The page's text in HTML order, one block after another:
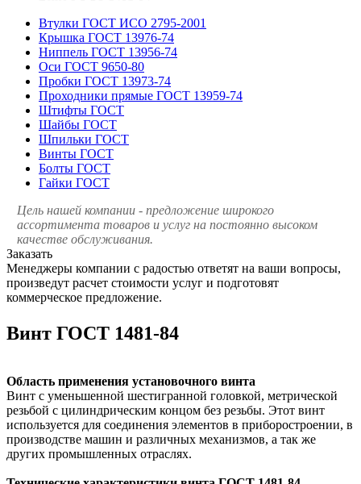
Втулки ГОСТ ИСО 2795-2001
Крышка ГОСТ 13976-74
Ниппель ГОСТ 13956-74
Оси ГОСТ 9650-80
Пробки ГОСТ 13973-74
Проходники прямые ГОСТ 13959-74
Штифты ГОСТ
Шайбы ГОСТ
Шпильки ГОСТ
Винты ГОСТ
Болты ГОСТ
Гайки ГОСТ
Цель нашей компании - предложение широкого
ассортимента товаров и услуг на постоянно высоком
качестве обслуживания.
Заказать
Менеджеры компании с радостью ответят на ваши вопросы,
произведут расчет стоимости услуг и подготовят
коммерческое предложение.
Винт ГОСТ 1481-84
Область применения установочного винта
Винт с уменьшенной шестигранной головкой, метрической
резьбой с цилиндрическим концом без резьбы. Этот винт
используется для соединения элементов в приборостроении, в
производстве машин и различных механизмов, а так же
других промышленных отраслях.